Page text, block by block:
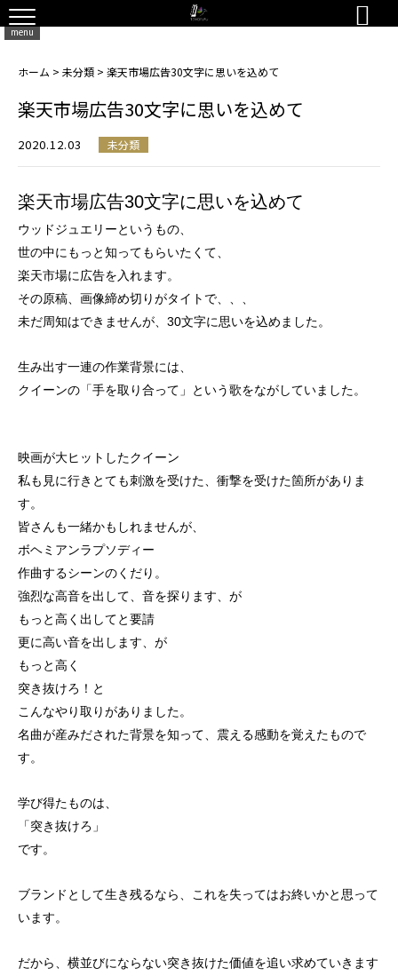
menu

ホーム > 未分類 > 楽天市場広告30文字に思いを込めて
楽天市場広告30文字に思いを込めて
2020.12.03 未分類
楽天市場広告30文字に思いを込めて
ウッドジュエリーというもの、
世の中にもっと知ってもらいたくて、
楽天市場に広告を入れます。
その原稿、画像締め切りがタイトで、、、
未だ周知はできませんが、30文字に思いを込めました。
生み出す一連の作業背景には、
クイーンの「手を取り合って」という歌をながしていました。
映画が大ヒットしたクイーン
私も見に行きとても刺激を受けた、衝撃を受けた箇所がありま
す。
皆さんも一緒かもしれませんが、
ボヘミアンラプソディー
作曲するシーンのくだり。
強烈な高音を出して、音を探ります、が
もっと高く出してと要請
更に高い音を出します、が
もっと高く
突き抜けろ！と
こんなやり取りがありました。
名曲が産みだされた背景を知って、震える感動を覚えたもので
す。
学び得たものは、
「突き抜けろ」
です。
ブランドとして生き残るなら、これを失ってはお終いかと思って
います。
だから、横並びにならない突き抜けた価値を追い求めていきます